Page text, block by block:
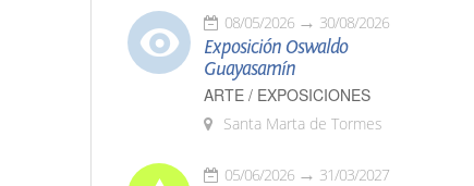
08/05/2026 30/08/2026
Exposición Oswaldo
Guayasamín
ARTE / EXPOSICIONES
Santa Marta de Tormes
05/06/2026 31/03/2027